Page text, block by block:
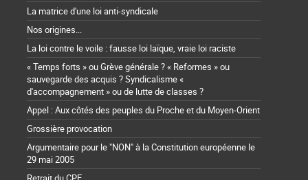
La matrice d'une loi anti-syndicale
Nos origines...
La loi contre le voile : fausse loi laïque, vraie loi raciste
« Temps forts » ou Grève générale ? « Reformes » ou
sauvegarde des acquis ? Syndicalisme «
d'accompagnement » ou de lutte de classes ?
Appel : Aux côtés des peuples du Proche et du Moyen-Orient
Grossière provocation
Argumentaire pour le "NON" à la Constitution européenne le
29 mai 2005